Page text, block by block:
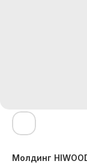
Молдинг